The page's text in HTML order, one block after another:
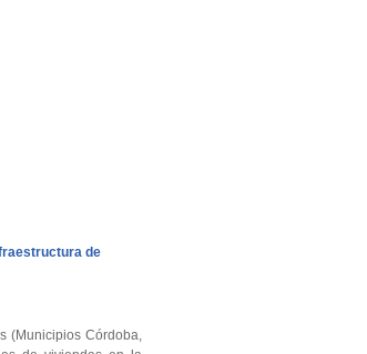
de
(Municipios Córdoba,